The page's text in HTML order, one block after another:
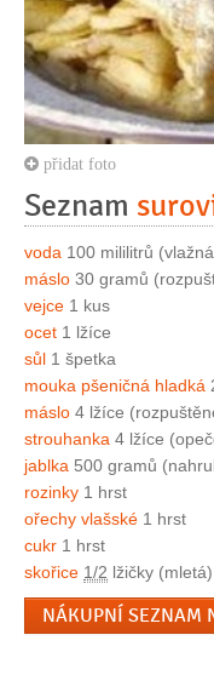
přidat foto
Seznam
voda 100 mililitrů
máslo 30 gramů
vejce 1 kus
ocet 1 lžíce
sůl 1 špetka
mouka pšeničná hladká
máslo 4 lžíce
strouhanka 4 lžíce
jablka 500 gramů
rozinky 1 hrst
ořechy vlašské 1 hrst
cukr 1 hrst
skořice 1/2 lžičky (mletá)
NÁKUPNÍ SEZNAM